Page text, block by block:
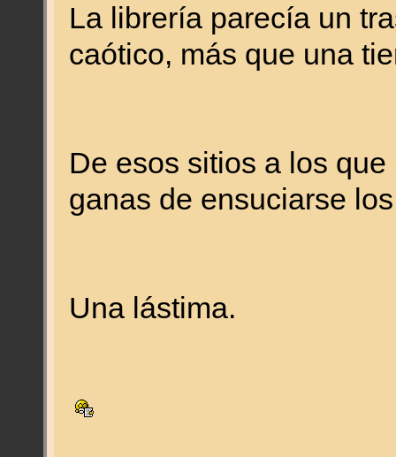
La librería parecía un
caótico, más que una
De esos sitios a los
ganas de ensuciarse
Una lástima.